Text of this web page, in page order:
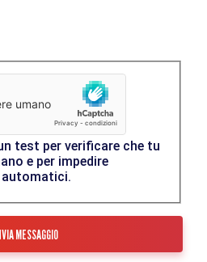
test per verificare che tu
e per impedire
spam automatici.